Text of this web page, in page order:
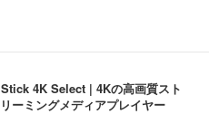
4K Select | 4Kの高画質スト
ーミングメディアプレイヤー